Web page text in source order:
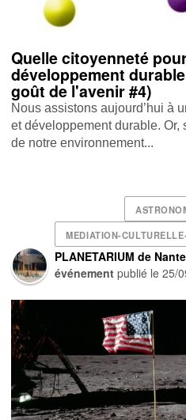
Quelle citoyenneté
développement
goût de l'avenir #4)
Nous assistons aujourd’hui à
et développement durable. Or,
de notre environnement...
MEDIATION-
PLANETARIUM de
événement publié le25/